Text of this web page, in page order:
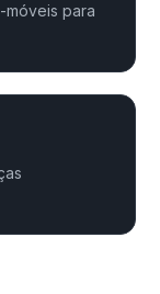
móveis para